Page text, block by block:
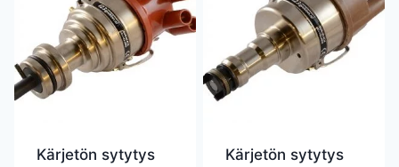
Kärjetön sytytys Kärjetön sytytys